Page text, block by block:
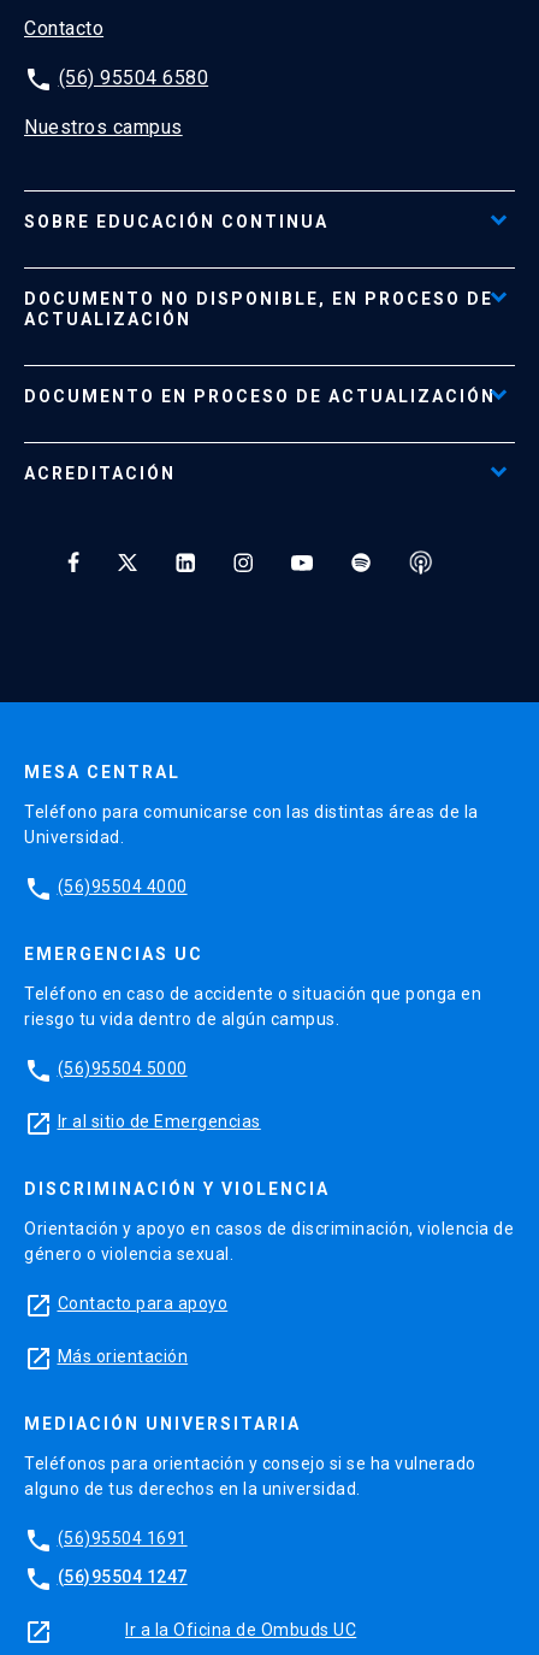
Contacto
phone (56) 95504 6580
Nuestros campus
SOBRE EDUCACIÓN CONTINUA
Formas de Pago
Políticas de Retiro, Devolución e Información Importante
DOCUMENTO NO DISPONIBLE, EN PROCESO DE
ACTUALIZACIÓN
Documento No Disponible file_download
DOCUMENTO EN PROCESO DE ACTUALIZACIÓN
ACREDITACIÓN
MESA CENTRAL
Teléfono para comunicarse con las distintas áreas de la
Universidad.
phone (56)95504 4000
EMERGENCIAS UC
Teléfono en caso de accidente o situación que ponga en
riesgo tu vida dentro de algún campus.
phone (56)95504 5000
launch Ir al sitio de Emergencias
DISCRIMINACIÓN Y VIOLENCIA
Orientación y apoyo en casos de discriminación, violencia de
género o violencia sexual.
launch Contacto para apoyo
launch Más orientación
MEDIACIÓN UNIVERSITARIA
Teléfonos para orientación y consejo si se ha vulnerado
alguno de tus derechos en la universidad.
phone (56)95504 1691
phone (56)95504 1247
launch Ir a la Oficina de Ombuds UC